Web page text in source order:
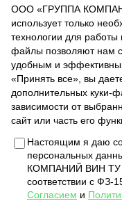
ТОП-5
Рейтинга
ООО «ГРУППА
использует только
технологии для работы
файлы позволяют нам
удобным и
«Принять все», вы
дополнительных куки-
зависимости от
сайт или часть его
Настоящим я даю
персональных
КОМПАНИЙ ВИН
соответствии с ФЗ-
Согласием и